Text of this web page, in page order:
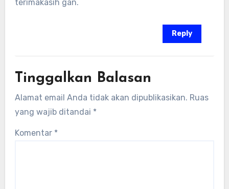
terimakasih gan.
Reply
Tinggalkan Balasan
Alamat email Anda tidak akan dipublikasikan. Ruas
yang wajib ditandai *
Komentar *